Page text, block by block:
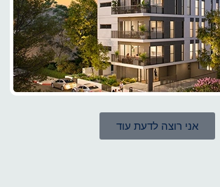
אני רוצה לדעת עוד